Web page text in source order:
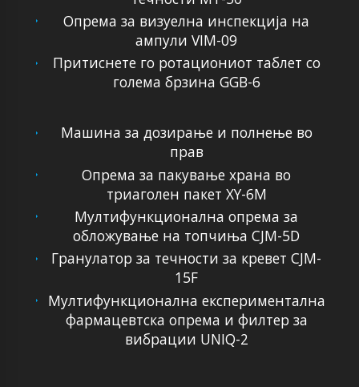
Опрема за визуелна инспекција на
ампули VIM-09
Притиснете го ротациониот таблет со
голема брзина GGB-6
Машина за дозирање и полнење во
прав
Опрема за пакување храна во
триаголен пакет XY-6M
Мултифункционална опрема за
обложување на топчиња CJM-5D
Гранулатор за течности за кревет CJM-
15F
Мултифункционална експериментална
фармацевтска опрема и филтер за
вибрации UNIQ-2